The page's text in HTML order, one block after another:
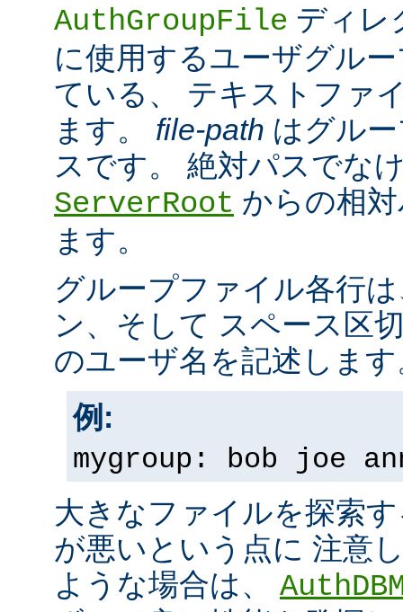
AuthGroupFile ディレ
に使用するユーザグル
ている、 テキストファ
ます。 file-path はグル
スです。 絶対パスでな
ServerRoot からの相
ます。
グループファイル各行
ン、そして スペース区
のユーザ名を記述します
例:
mygroup: bob joe
大きなファイルを探索
が悪いという点に 注意
ような場合は、